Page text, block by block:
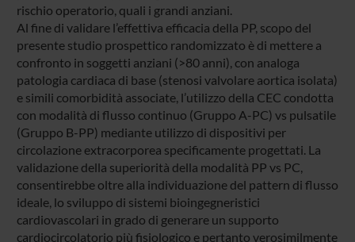
rischio operatorio, quali i grandi anziani.
Al fine di validare l’effettiva efficacia della PP, scopo del
presente studio prospettico randomizzato è di mettere a
confronto in soggetti anziani (>80 anni), con analoga
patologia cardiaca di base (stenosi valvolare aortica isolata)
e simili comorbidità associate, l’utilizzo della CEC condotta
con modalità di flusso continuo (Gruppo A-PC) vs pulsatile
(Gruppo B-PP) mediante utilizzo di dispositivi per
circolazione extracorporea specificamente progettati. La
validazione della superiorità della modalità PP vs PC,
consentirebbe oltre alla individuazione del pattern di flusso
ideale, lo sviluppo di sistemi bioingegneristici
cardiovascolari in grado di generare un supporto
cardiocircolatorio più fisiologico e pertanto verosimilmente